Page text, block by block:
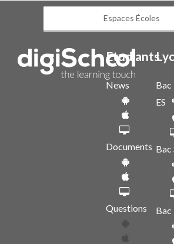
Espaces Écoles
Etudiants
News
Documents
Questions
Bac
ES
Bac
Bac